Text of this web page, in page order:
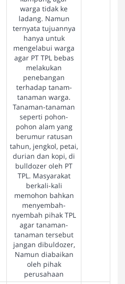
warga tidak ke
ladang. Namun
ternyata tujuannya
hanya untuk
mengelabui warga
agar PT TPL bebas
melakukan
penebangan
terhadap tanam-
tanaman warga.
Tanaman-tanaman
seperti pohon-
pohon alam yang
berumur ratusan
tahun, jengkol, petai,
durian dan kopi, di
bulldozer oleh PT
TPL. Masyarakat
berkali-kali
memohon bahkan
menyembah-
nyembah pihak TPL
agar tanaman-
tanaman tersebut
jangan dibuldozer,
Namun diabaikan
oleh pihak
perusahaan